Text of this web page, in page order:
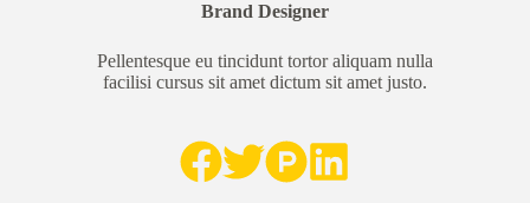
Brand Designer
Pellentesque eu tincidunt tortor aliquam nulla
facilisi cursus sit amet dictum sit amet justo.